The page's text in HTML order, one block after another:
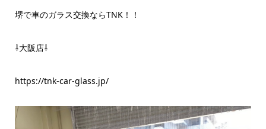
堺で車のガラス交換ならTNK！！
⇩大阪店⇩
https://tnk-car-glass.jp/